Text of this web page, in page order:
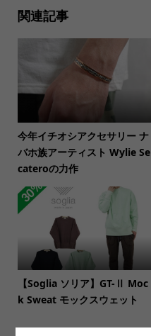
関連記事
今年イチオシアクセサリー ナ
バホ族アーティスト Wylie Se
cateroの力作
【Soglia ソリア】GT-Ⅱ Moc
k Sweat モックスウェット